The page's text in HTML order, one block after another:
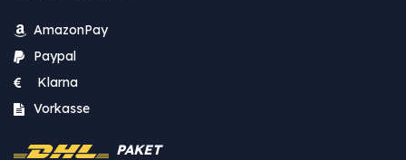
AmazonPay
Paypal
Klarna
Vorkasse
PAKET